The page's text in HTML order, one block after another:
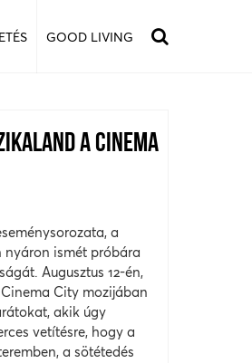
GOOD LIVING
A CINEMA
a
nyáron ismét próbára
Augusztus 12-én,
City mozijában
akik úgy
vetítésre, hogy a
a sötétedés